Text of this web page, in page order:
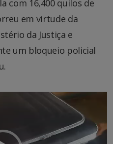
com 16,400 quilos de
em virtude da
da Justiça e
um bloqueio policial